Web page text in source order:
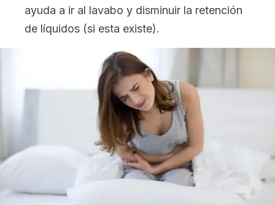
ayuda a ir al lavabo y disminuir la retención
de líquidos (si esta existe).